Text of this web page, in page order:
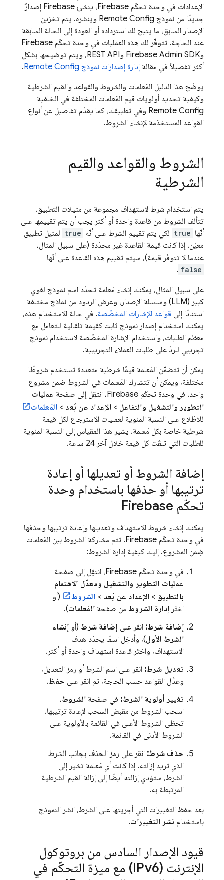
الإعدادات في وحدة تحكّم Firebase
، ينشئ Firebase إصدارًا
جديدًا من نموذج Remote Config وينشره. يتم تخزين
الإصدار السابق، ما يتيح لك استرداده أو العودة إلى الحالة السابقة
عند الحاجة. تتوفّر لك هذه العمليات في وحدة تحكّم Firebase
و
Firebase Admin SDK
وREST API، ويتم توضيحها بشكل
أكثر تفصيلاً في مقالة إدارة إصدارات نموذج Remote Config
.
يوضّح هذا الدليل المَعلمات والشروط والقواعد والقيم الشرطية
وكيفية تحديد أولويات قيم المَعلمات المختلفة في الخلفية
Remote Config وفي تطبيقك، كما يقدّم تفاصيل عن أنواع
القواعد المستخدَمة لإنشاء الشروط.
الشروط والقواعد والقيم
الشرطية
يتم استخدام شرط لاستهداف مجموعة من مثيلات التطبيق.
تتألف الشروط من قاعدة واحدة أو أكثر يجب أن يتم تقييمها على
أنّها true لكي يتم تقييم الشرط على أنّه true لمثيل تطبيق
معيّن. إذا كانت قيمة القاعدة غير محدّدة (على سبيل المثال،
عندما لا تتوفّر قيمة)، سيتم تقييم هذه القاعدة على أنّها
false
.
على سبيل المثال، يمكنك إنشاء مَعلمة تحدّد اسم نموذج لغوي
كبير (LLM) وسلسلة الإصدار، وعرض الردود من نماذج مختلفة
استنادًا إلى قواعد الإشارات المخصّصة. في حالة الاستخدام هذه،
يمكنك استخدام إصدار نموذج ثابت كقيمة تلقائية للتعامل مع
معظم الطلبات، واستخدام الإشارة المخصّصة لاستخدام نموذج
تجريبي للردّ على طلبات العملاء التجريبية.
يمكن أن تتضمّن المَعلمة قيمًا شرطية متعددة تستخدم شروطًا
مختلفة، ويمكن أن تتشارك المَعلمات في الشروط ضمن مشروع
واحد. في وحدة تحكّم Firebase، انتقِل إلى صفحة عمليات
التطوير والتشغيل والتفاعل >الإعداد عن بُعد > المَعلمات
للاطّلاع على النسبة المئوية لعمليات الاسترجاع لكل قيمة
شرطية خاصة بكل مَعلمة. يشير هذا المقياس إلى النسبة المئوية
للطلبات التي تلقّت كل قيمة خلال آخر 24 ساعة.
إضافة الشروط أو تعديلها أو إعادة
ترتيبها أو حذفها باستخدام وحدة
تحكّم Firebase
يمكنك إنشاء شروط الاستهداف وتعديلها وإعادة ترتيبها وحذفها
في وحدة تحكّم Firebase. تتم مشاركة الشروط بين المَعلمات
ضِمن المشروع. إليك كيفية إدارة الشروط:
في وحدة تحكّم Firebase، انتقِل إلى صفحة
عمليات التطوير والتشغيل ومعدّل الاهتمام
بالتطبيق > الإعداد عن بُعد > الشروط
(أو
اختَر إدارة الشروط من صفحة المَعلمات).
إضافة شرط: انقر على إضافة شرط (أو إنشاء
الشرط الأول)، وأدخِل اسمًا يحدّد هدف
الاستهداف، واختَر قاعدة استهداف واحدة أو أكثر.
تعديل شرط: انقر على اسم الشرط أو رمز التعديل،
وعدِّل القواعد حسب الحاجة، ثم انقر على حفظ.
تغيير أولوية الشرط: في صفحة الشروط،
اسحب الشروط من مقبض السحب لإعادة ترتيبها.
تحظى الشروط الأعلى في القائمة بالأولوية على
الشروط الأدنى في القائمة.
حذف شرط: انقر على رمز الحذف بجانب الشرط
الذي تريد إزالته. إذا كانت أي مَعلمة تشير إلى
الشرط، ستؤدي إزالته أيضًا إلى إزالة القيم الشرطية
المرتبطة به.
بعد حفظ التغييرات التي أجريتها على الشرط، انشر النموذج
باستخدام نشر التغييرات.
قيود الإصدار السادس من بروتوكول
الإنترنت (IPv6) مع ميزة التحكّم في